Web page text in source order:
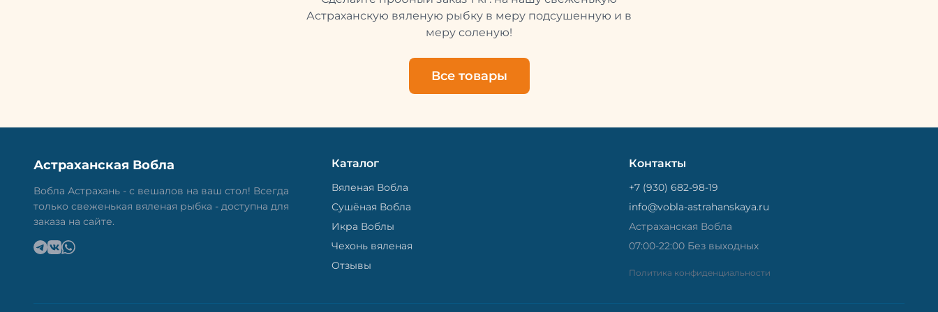
рыбу упаковывают в специальный
пакет, чтобы она не портилась и не
не просто вкусная еда, но и
пример того, как можно сочетать
старые рецепты и современные
вкусно.
Астраханскую вяленую рыбку в меру подсушенную и в
меру соленую!
Все товары
Астраханская Вобла
Вобла Астрахань - с вешалов на ваш стол! Всегда
только свеженькая вяленая рыбка - доступна для
заказа на сайте.
Каталог
Вяленая Вобла
Сушёная Вобла
Икра Воблы
Чехонь вяленая
Отзывы
Контакты
+7 (930) 682-98-19
info@vobla-astrahanskaya.ru
Астраханская Вобла
07:00-22:00 Без выходных
Политика конфиденциальности